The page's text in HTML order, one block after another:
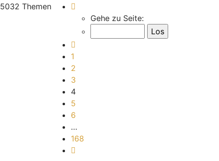
5032 Themen
Gehe zu Seite:
1
2
3
4
5
6
…
168